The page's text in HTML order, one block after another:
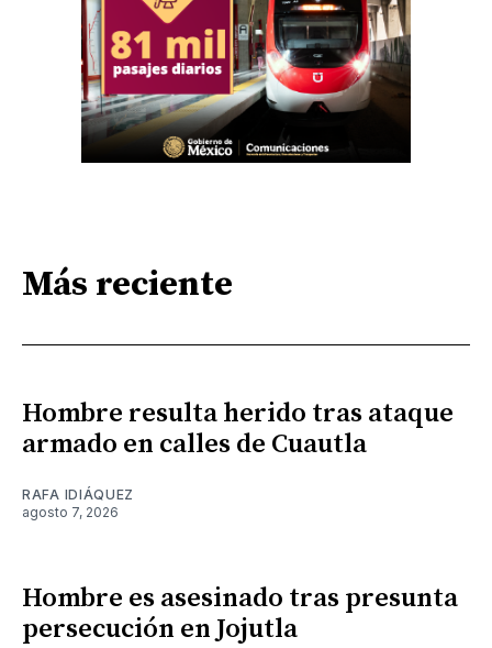
Más reciente
Hombre resulta herido tras ataque
armado en calles de Cuautla
RAFA IDIÁQUEZ
agosto 7, 2026
Hombre es asesinado tras presunta
persecución en Jojutla